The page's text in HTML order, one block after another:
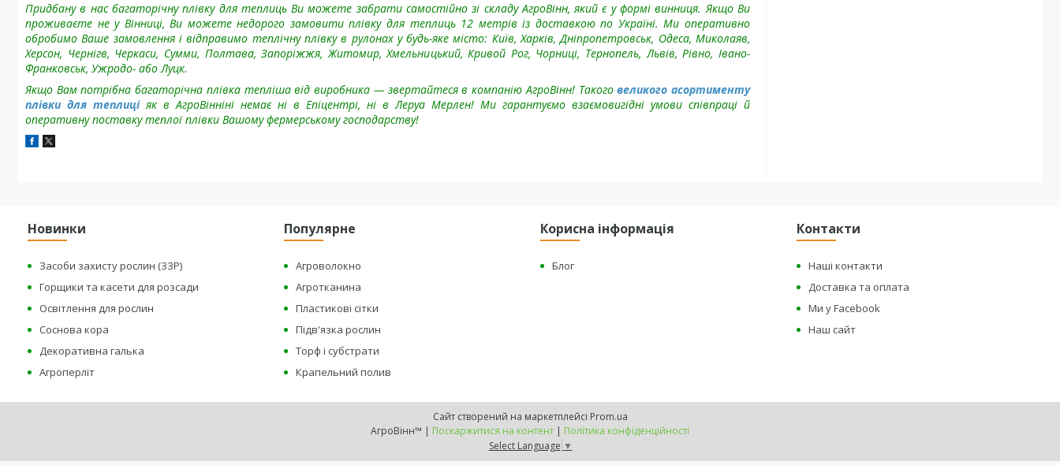
Придбану в нас багаторічну плівку для теплиць Ви можете забрати самостійно зі складу АгроВінн, який є у формі винниця. Якщо Ви
проживаєте не у Вінниці, Ви можете недорого замовити плівку для теплиць 12 метрів із доставкою по Україні. Ми оперативно
обробимо Ваше замовлення і відправимо теплічну плівку в рулонах у будь-яке місто: Київ, Харків, Дніпропетровськ, Одеса, Миколаяв,
Херсон, Чернігв, Черкаси, Сумми, Полтава, Запоріжжя, Житомир, Хмельницький, Кривой Рог, Чорниці, Тернопель, Львів, Рівно, Івано-
Франковськ, Ужродо- або Луцк.
Якщо Вам потрібна багаторічна плівка тепліша від виробника — звертайтеся в компанію АгроВінн! Такоговеликого асортименту
плівки для теплиці як в АгроВінніні немає ні в Епіцентрі, ні в Леруа Мерлен! Ми гарантуємо взаємовигідні умови співпраці й
оперативну поставку теплої плівки Вашому фермерському господарству!
Новинки
Засоби захисту рослин (ЗЗР)
Горщики та касети для розсади
Освітлення для рослин
Соснова кора
Декоративна галька
Агроперліт
Популярне
Агроволокно
Агротканина
Пластикові сітки
Підв'язка рослин
Торф і субстрати
Крапельний полив
Корисна інформація
Блог
Контакти
Наші контакти
Доставка та оплата
Ми у Facebook
Наш сайт
Сайт створений на маркетплейсі Prom.ua
АгроВінн™ | Поскаржитися на контент | Політика конфіденційності
Select Language ▼